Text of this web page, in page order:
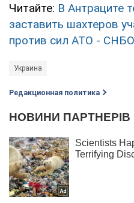
Читайте: В Антраците
заставить шахтеров
против сил АТО - СНБО
Украина
Редакционная политика